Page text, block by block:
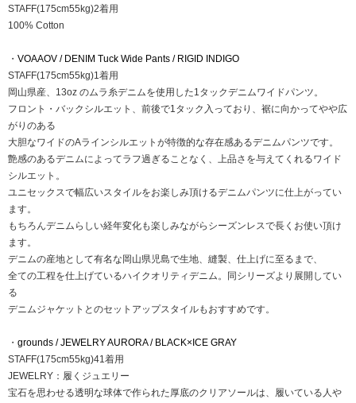
STAFF(175cm55kg)2着用
100% Cotton
・ VOAAOV / DENIM Tuck Wide Pants / RIGID INDIGO
STAFF(175cm55kg)1着用
岡山県産、13oz のムラ糸デニムを使用した1タックデニムワイドパンツ。
フロント・バックシルエット、前後で1タック入っており、裾に向かってやや広
がりのある
大胆なワイドのAラインシルエットが特徴的な存在感あるデニムパンツです。
艶感のあるデニムによってラフ過ぎることなく、上品さを与えてくれるワイド
シルエット。
ユニセックスで幅広いスタイルをお楽しみ頂けるデニムパンツに仕上がってい
ます。
もちろんデニムらしい経年変化も楽しみながらシーズンレスで長くお使い頂け
ます。
デニムの産地として有名な岡山県児島で生地、縫製、仕上げに至るまで、
全ての工程を仕上げているハイクオリティデニム。同シリーズより展開してい
る
デニムジャケットとのセットアップスタイルもおすすめです。
・ grounds / JEWELRY AURORA / BLACK×ICE GRAY
STAFF(175cm55kg)41着用
JEWELRY：履くジュエリー
宝石を思わせる透明な球体で作られた厚底のクリアソールは、履いている人や